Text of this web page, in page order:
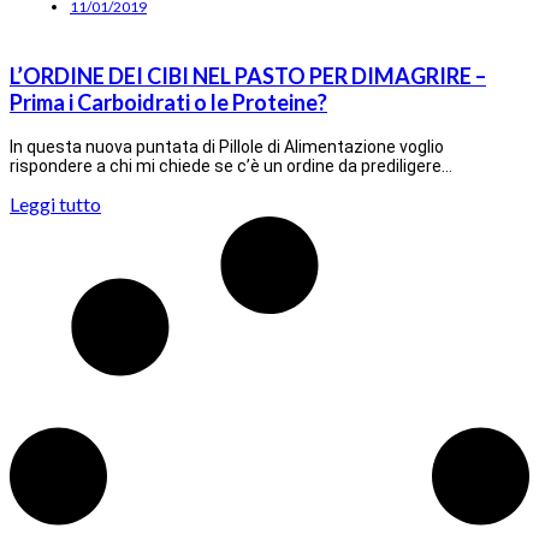
11/01/2019
L’ORDINE DEI CIBI NEL PASTO PER DIMAGRIRE –
Prima i Carboidrati o le Proteine?
In questa nuova puntata di Pillole di Alimentazione voglio
rispondere a chi mi chiede se c’è un ordine da prediligere…
Leggi tutto